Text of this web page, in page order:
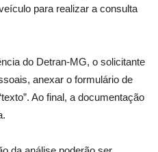
para realizar a consulta
do Detran-MG, o solicitante
anexar o formulário de
Ao final, a documentação